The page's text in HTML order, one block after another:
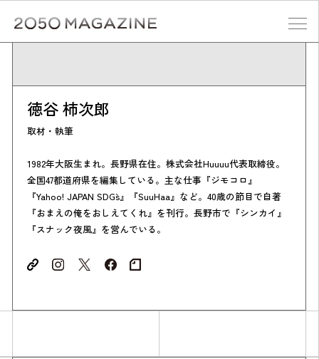
content
徳谷 柿次郎
取材・執筆
1982年大阪生まれ。長野県在住。株式会社Huuuu代表取締役。
全国47都道府県を編集している。主な仕事『ジモコロ』
『Yahoo! JAPAN SDG`s』『SuuHaa』など。40歳の節目で自著
『おまえの俺をおしえてくれ』を刊行。長野市で『シンカイ』
『スナック夜風』を営んでいる。